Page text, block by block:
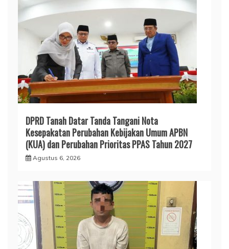
DPRD Tanah Datar Tanda Tangani Nota
Kesepakatan Perubahan Kebijakan Umum APBN
(KUA) dan Perubahan Prioritas PPAS Tahun 2027
Agustus 6, 2026